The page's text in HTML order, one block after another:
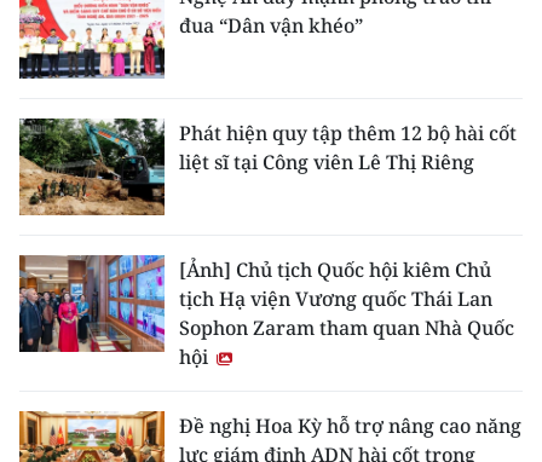
đua “Dân vận khéo”
Phát hiện quy tập thêm 12 bộ hài cốt
liệt sĩ tại Công viên Lê Thị Riêng
[Ảnh] Chủ tịch Quốc hội kiêm Chủ
tịch Hạ viện Vương quốc Thái Lan
Sophon Zaram tham quan Nhà Quốc
hội
Đề nghị Hoa Kỳ hỗ trợ nâng cao năng
lực giám định ADN hài cốt trong